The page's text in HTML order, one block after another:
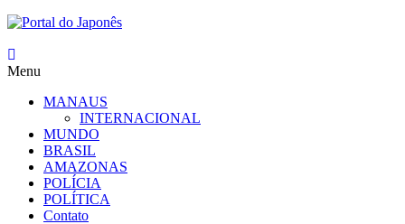
Portal
do
Japonês
Japão
mais
perto
você!
Menu
MANAUS
INTERNACIONAL
MUNDO
BRASIL
AMAZONAS
POLÍCIA
POLÍTICA
Contato